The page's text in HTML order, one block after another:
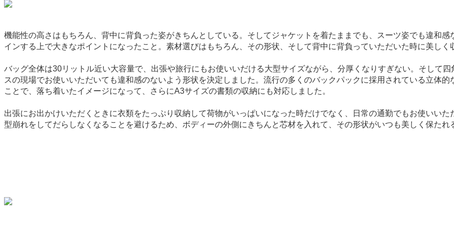
機能性の高さはもちろん、背中に背負った姿がきちんとしている。そしてジャケットを着たままでも、スーツ姿でも違和
インする上で大きなポイントになったこと。素材選びはもちろん、その形状、そして背中に背負っていただいた時に美しく
バッグ全体は30リットル近い大容量で、出張や旅行にもお使いいだける大型サイズながら、分厚くなりすぎない。そして
スの現場でお使いいただいても違和感のないよう形状を決定しました。流行の多くのバックパックに採用されている立体
ことで、落ち着いたイメージになって、さらにA3サイズの書類の収納にも対応しました。
出張にお出かけいただくときに衣類をたっぷり収納して荷物がいっぱいになった時だけでなく、日常の通勤でもお使いい
型崩れをしてだらしなくなることを避けるため、ボディーの外側にきちんと芯材を入れて、その形状がいつも美しく保たれ